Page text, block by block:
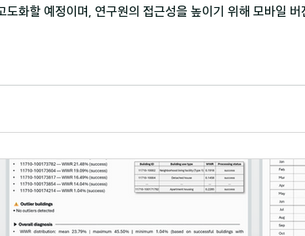
화할 예정이며, 연구원의 접근성을 높이기 위해 모바일 버